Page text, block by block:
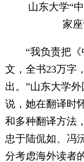
山东大学“
家
“我负责把《
文，全书23万字
出。”山东大学
说，她在翻译时
和多种翻译方法
忠于陆侃如、冯
分考虑海外读者